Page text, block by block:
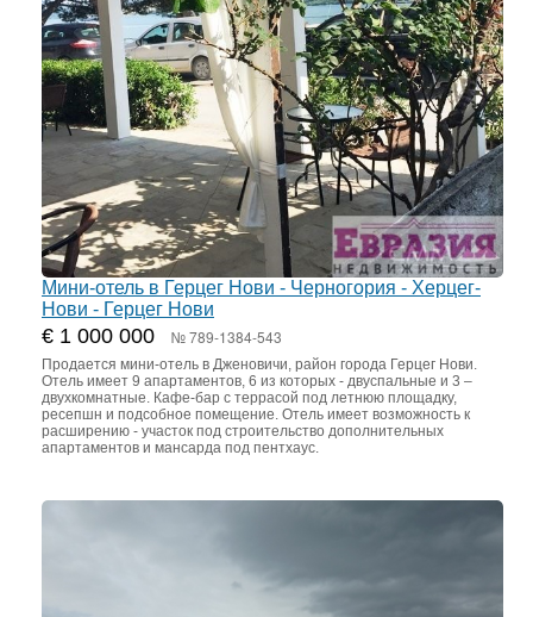
Мини-отель в Герцег Нови - Черногория - Херцег-
Нови - Герцег Нови
€ 1 000 000 № 789-1384-543
Продается мини-отель в Дженовичи, район города Герцег Нови.
Отель имеет 9 апартаментов, 6 из которых - двуспальные и 3 –
двухкомнатные. Кафе-бар с террасой под летнюю площадку,
ресепшн и подсобное помещение. Отель имеет возможность к
расширению - участок под строительство дополнительных
апартаментов и мансарда под пентхаус.